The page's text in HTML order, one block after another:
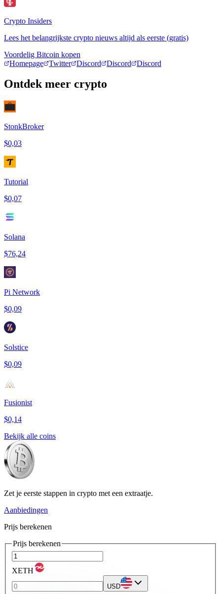
Crypto Insiders
Lees het belangrijkste crypto nieuws altijd als eerste (gratis)
Voordelig Bitcoin kopen
Homepage
Twitter Discord Discord Discord
Ontdek meer crypto
StonkBroker
$0,03
Tutorial
$0,07
Solana
$76,24
Pi Network
$0,09
Solstice
$0,09
Fusionist
$0,14
Bekijk alle coins
Zet je eerste stappen in crypto met een extraatje.
Aanbiedingen
Prijs berekenen
Prijs berekenen
XETH
USD